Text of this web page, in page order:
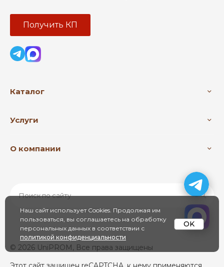
Получить КП
Каталог
Услуги
О компании
© 2026 UniPROM, Все права защищены
Наш сайт использует Cookies. Продолжая им
пользоваться, вы соглашаетесь на обработку
персональных данных в соответствии с
политикой конфиденциальности
OK